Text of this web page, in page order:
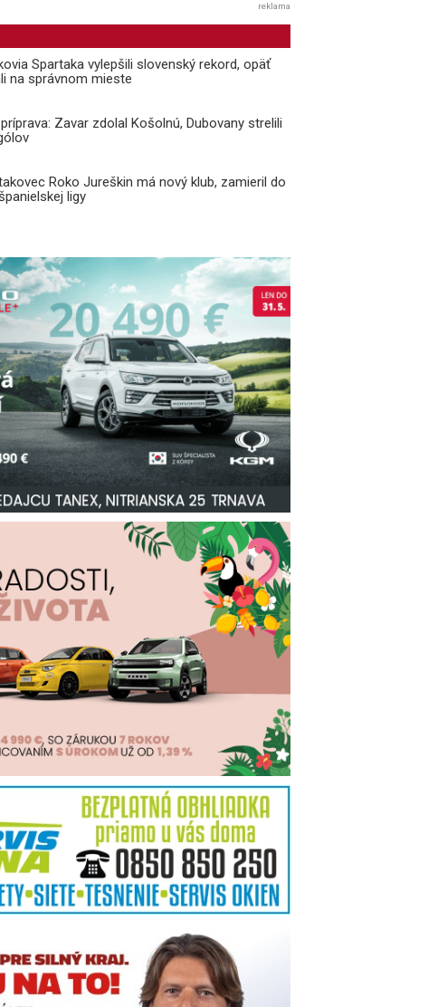
reklama
Spartaka vylepšili slovenský rekord, opäť
na správnom mieste
Zavar zdolal Košolnú, Dubovany strelili
Roko Jureškin má nový klub, zamieril do
ligy